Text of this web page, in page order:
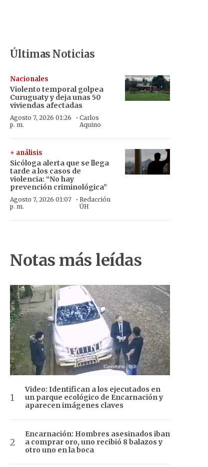
Últimas Noticias
Nacionales
Violento temporal golpea
Curuguaty y deja unas 50
viviendas afectadas
Agosto 7, 2026 01:26
p. m.
· Carlos
Aquino
+ análisis
Sicóloga alerta que se llega
tarde a los casos de
violencia: “No hay
prevención criminológica”
Agosto 7, 2026 01:07
p. m.
·Redacción
ÚH
Notas más leídas
Video: Identifican a los ejecutados en
un parque ecológico de Encarnación y
aparecen imágenes claves
Encarnación: Hombres asesinados iban
a comprar oro, uno recibió 8 balazos y
otro uno en la boca